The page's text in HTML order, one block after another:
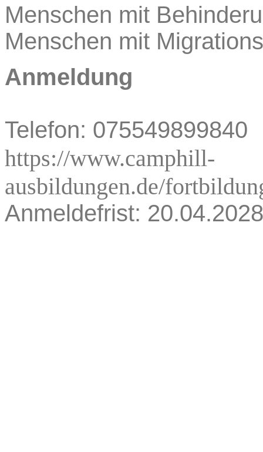
Menschen mit
Menschen mit
Anmeldung
Telefon: 075549899840
https://www.camphill-
ausbildungen.de/
Anmeldefrist: 20.04.2028